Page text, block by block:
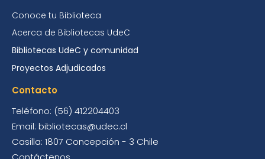
Conoce tu Biblioteca
Acerca de Bibliotecas UdeC
Bibliotecas UdeC y comunidad
Proyectos Adjudicados
Contacto
Teléfono: (56) 412204403
Email: bibliotecas@udec.cl
Casilla: 1807 Concepción - 3 Chile